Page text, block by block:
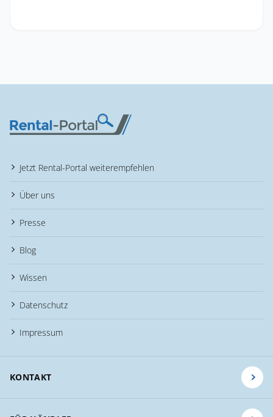
Jetzt Rental-Portal weiterempfehlen
Über uns
Presse
Blog
Wissen
Datenschutz
Impressum
KONTAKT